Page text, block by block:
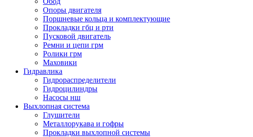
Опоры двигателя
Поршневые кольца и комплектующие
Прокладки гбц и рти
Пусковой двигатель
Ремни и цепи грм
Ролики грм
Маховики
Гидравлика
Гидрораспределители
Гидроцилиндры
Насосы нш
Выхлопная система
Глушители
Металлорукава и гофры
Прокладки выхлопной системы